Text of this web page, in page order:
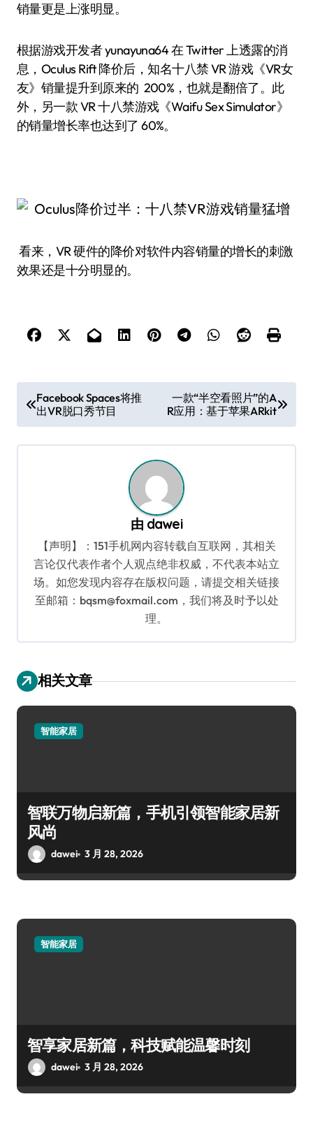
销量更是上涨明显。
根据游戏开发者 yunayuna64 在 Twitter 上透露的消
息，Oculus Rift 降价后，知名十八禁 VR 游戏《VR女
友》销量提升到原来的 200%，也就是翻倍了。此
外，另一款 VR 十八禁游戏《Waifu Sex Simulator》
的销量增长率也达到了 60%。
看来，VR 硬件的降价对软件内容销量的增长的刺激
效果还是十分明显的。
章
导
Facebook Spaces将推
出VR脱口秀节目
一款“半空看照片”的A
R应用：基于苹果ARkit
由 dawei
【声明】：151手机网内容转载自互联网，其相关
言论仅代表作者个人观点绝非权威，不代表本站立
场。如您发现内容存在版权问题，请提交相关链接
至邮箱：bqsm@foxmail.com，我们将及时予以处
理。
相关文章
智能家居
智联万物启新篇，手机引领智能家居新
风尚
dawei 3 月 28, 2026
智能家居
智享家居新篇，科技赋能温馨时刻
dawei 3 月 28, 2026